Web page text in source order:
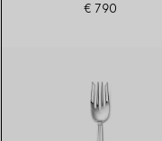
inoxydable
€ 790